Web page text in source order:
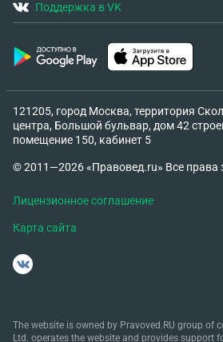
Поддержка в VK
121205, город Москва, территория
центра, Большой бульвар, дом 42
помещение 150, кабинет 5
© 2011—2026 «Правовед.ru» Все
Лицензионное соглашение
Карта сайта
The website is owned by Pravoved.RU group of
Ltd. operates the website and provides support